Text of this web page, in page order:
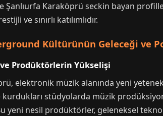
Şanlıurfa Karaköprü seckin bayan
ve sınırlı katılımlıdır.
Kültürünün Geleceği ve
Prodüktörlerin Yükselişi
elektronik müzik alanında yeni
kurdukları stüdyolarda müzik
yeni nesil prodüktörler, geleneksel